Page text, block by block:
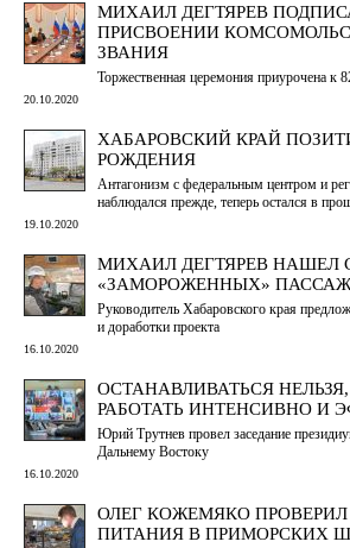
МИХАИЛ ДЕГТЯРЕВ
ПРИСВОЕНИИ
ЗВАНИЯ
Торжественная церемония приурочена к
20.10.2020
ХАБАРОВСКИЙ КРАЙ
РОЖДЕНИЯ
Антагонизм с федеральным центром и
наблюдался прежде, теперь остался в
19.10.2020
МИХАИЛ ДЕГТЯРЕВ НАШЕЛ
«ЗАМОРОЖЕННЫХ»
Руководитель Хабаровского края
и доработки проекта
16.10.2020
ОСТАНАВЛИВАТЬСЯ
РАБОТАТЬ ИНТЕНСИВНО И
Юрий Трутнев провел заседание
Дальнему Востоку
16.10.2020
ОЛЕГ КОЖЕМЯКО
ПИТАНИЯ В ПРИМОРСКИХ